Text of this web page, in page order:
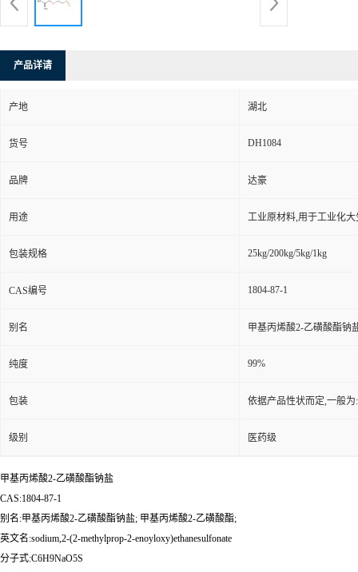
产品详请
产地 湖北
货号 DH1084
品牌 达豪
用途 工业原材料,用于工业化大
包装规格 25kg/200kg/5kg/1kg
CAS编号 1804-87-1
别名 甲基丙烯酸2-乙磺酸酯钠
纯度 99%
包装 依据产品性状而定,一般
级别 医药级
甲基丙烯酸2-乙磺酸酯钠盐
CAS:1804-87-1
别名:甲基丙烯酸2-乙磺酸酯钠盐; 甲基丙烯酸2-乙磺酸酯;
英文名:sodium,2-(2-methylprop-2-enoyloxy)ethanesulfonate
分子式:C6H9NaO5S